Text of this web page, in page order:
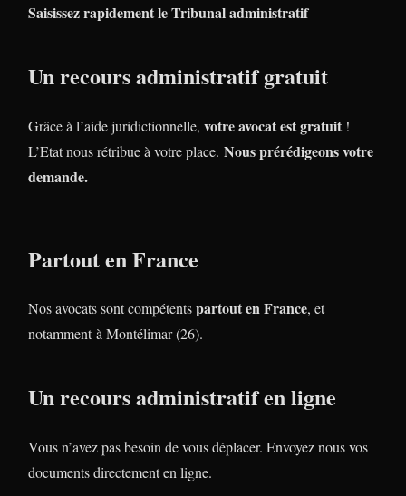
Saisissez rapidement le Tribunal administratif
Un recours administratif gratuit
Grâce à l’aide juridictionnelle, votre avocat est gratuit !
L’Etat nous rétribue à votre place. Nous prérédigeons votre
demande.
Partout en France
Nos avocats sont compétentspartout en France, et
notamment à Montélimar (26).
Un recours administratif en ligne
Vous n’avez pas besoin de vous déplacer. Envoyez nous vos
documents directement en ligne.